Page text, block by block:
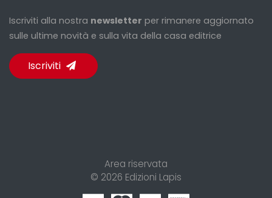
Iscriviti alla nostra newsletter per rimanere aggiornato
sulle ultime novità e sulla vita della casa editrice
Iscriviti
Area riservata
© 2026 Edizioni Lapis